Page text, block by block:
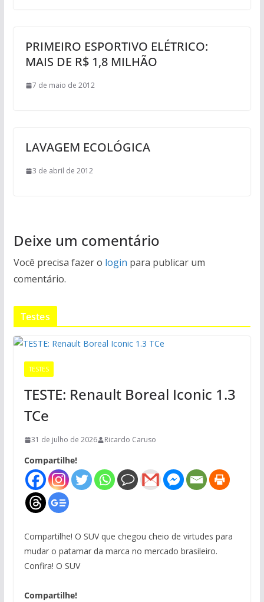
PRIMEIRO ESPORTIVO ELÉTRICO:
MAIS DE R$ 1,8 MILHÃO
7 de maio de 2012
LAVAGEM ECOLÓGICA
3 de abril de 2012
Deixe um comentário
Você precisa fazer o login para publicar um
comentário.
Testes
TESTES
TESTE: Renault Boreal Iconic 1.3
TCe
31 de julho de 2026 Ricardo Caruso
Compartilhe!
Compartilhe! O SUV que chegou cheio de virtudes para
mudar o patamar da marca no mercado brasileiro.
Confira! O SUV
Compartilhe!